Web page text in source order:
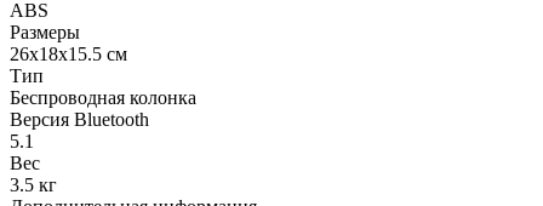
ABS
Размеры
26х18х15.5 см
Тип
Беспроводная колонка
Версия Bluetooth
5.1
Вес
3.5 кг